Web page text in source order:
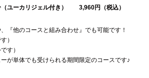
ユーカリジェル付き） 3,960円（税込）
『他のコースと組み合わせ』でも可能です！
）
す）
が単体でも受けられる期間限定のコースです♪